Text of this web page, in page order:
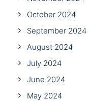
October 2024
September 2024
August 2024
July 2024
June 2024
May 2024